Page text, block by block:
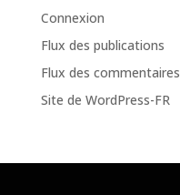
Connexion
Flux des publications
Flux des commentaires
Site de WordPress-FR